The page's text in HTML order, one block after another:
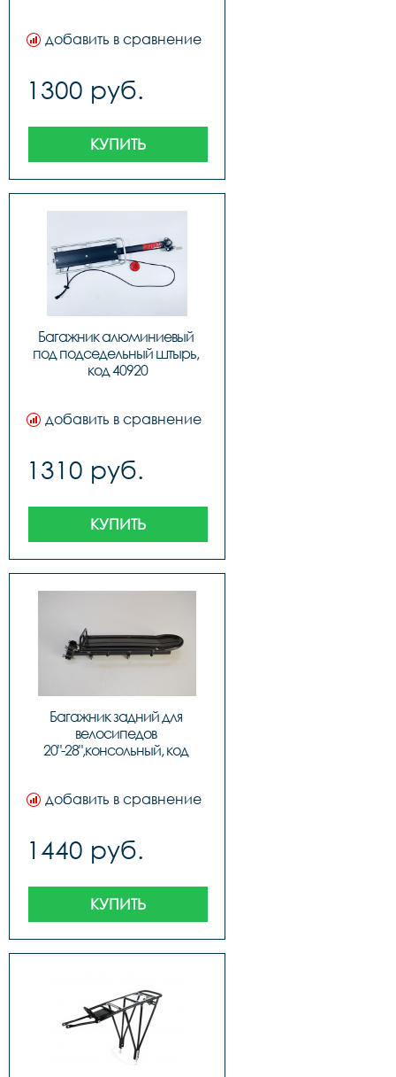
добавить в сравнение
1300 руб.
КУПИТЬ
Багажник алюминиевый
под подседельный штырь,
код 40920
добавить в сравнение
1310 руб.
КУПИТЬ
Багажник задний для
велосипедов
20"-28",консольный, код
добавить в сравнение
1440 руб.
КУПИТЬ